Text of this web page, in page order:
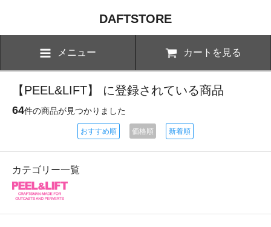
DAFTSTORE
メニュー カートを見る
【PEEL&LIFT】 に登録されている商品
64件の商品が見つかりました
おすすめ順 価格順 新着順
カテゴリー一覧